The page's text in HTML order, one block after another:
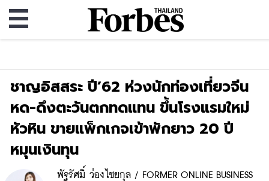
ชาญอิสสระ ปี’62 ห่วงนักท่องเที่ยวจีน
หด-ดึงตะวันตกทดแทน ขึ้นโรงแรมใหม่
หัวหิน ขายแพ็กเกจเข้าพักยาว 20 ปี
หมุนเงินทุน
พัฐรัศมิ์ ว่องไชยกุล / FORMER ONLINE BUSINESS